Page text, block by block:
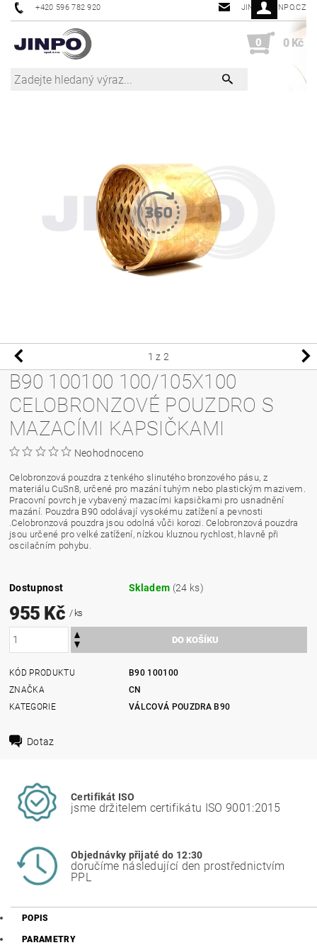
+420 596 782 920 JINPO@JINPO.CZ
0 0 Kč
1 z 2
B90 100100 100/105X100
CELOBRONZOVÉ POUZDRO S
MAZACÍMI KAPSIČKAMI
Neohodnoceno
Celobronzová pouzdra z tenkého slinutého bronzového pásu, z
materiálu CuSn8, určené pro mazání tuhým nebo plastickým mazivem.
Pracovní povrch je vybavený mazacími kapsičkami pro usnadnění
mazání. Pouzdra B90 odolávají vysokému zatížení a pevnosti
.Celobronzová pouzdra jsou odolná vůči korozi. Celobronzová pouzdra
jsou určené pro velké zatížení, nízkou kluznou rychlost, hlavně při
oscilačním pohybu.
Dostupnost Skladem (24 ks)
955 Kč / ks
KÓD PRODUKTU
B90 100100
ZNAČKA
CN
KATEGORIE
VÁLCOVÁ POUZDRA B90
Dotaz
Certifikát ISO
jsme držitelem certifikátu ISO 9001:2015
Objednávky přijaté do 12:30
doručíme následující den prostřednictvím
PPL
POPIS
PARAMETRY